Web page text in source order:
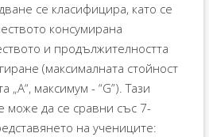
се класифицира, като се
консумирана
и продължителността
(максималната стойност
„А“, максимум - “G”). Тази
може да се сравни със 7-
на учениците: